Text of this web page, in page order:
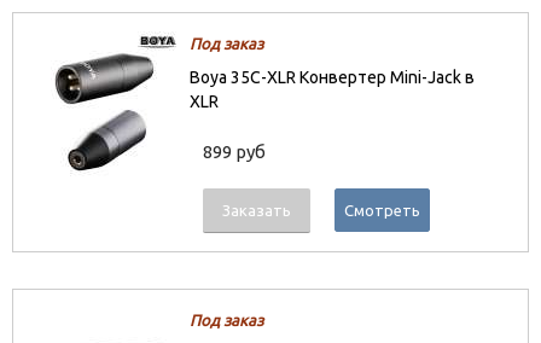
Под заказ
Boya 35C-XLR Конвертер Mini-Jack в
XLR
899 руб
Заказать Смотреть
Под заказ